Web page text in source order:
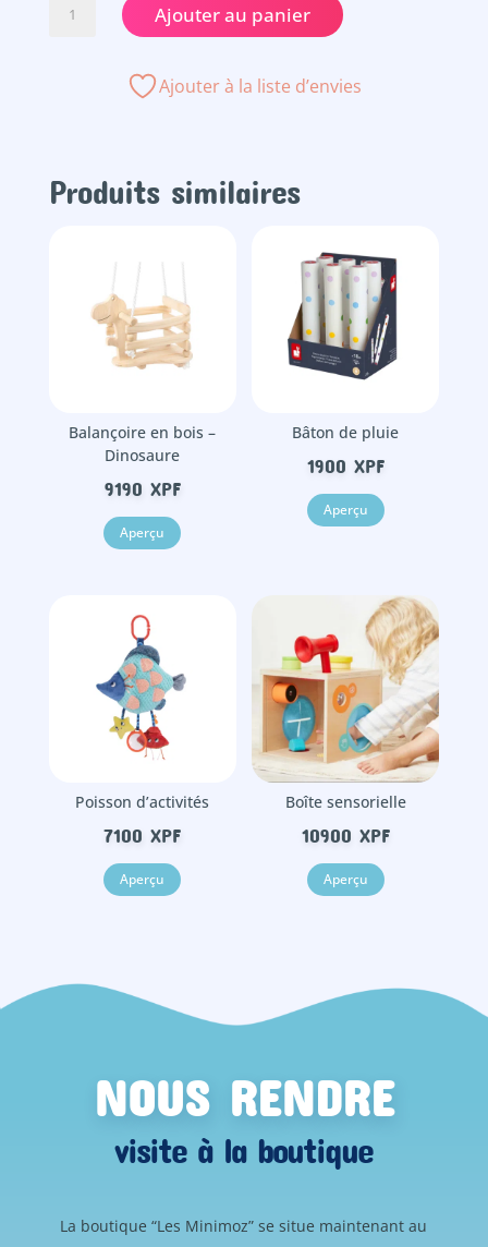
Ajouter au panier
Ajouter à la liste d’envies
Produits similaires
Balançoire en bois –
Dinosaure
9190 XPF
Aperçu
Bâton de pluie
1900 XPF
Aperçu
Poisson d’activités
7100XPF
Aperçu
Boîte sensorielle
10900 XPF
Aperçu
NOUS RENDRE
visite à la boutique
La boutique “Les Minimoz” se situe maintenant au